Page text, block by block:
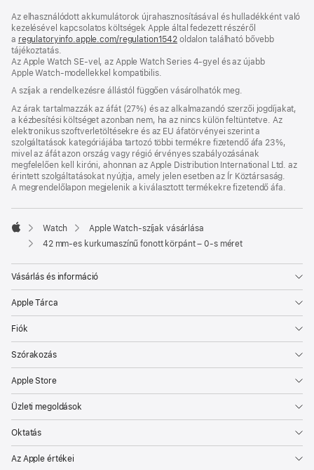
nyílik
meg)
Az elhasználódott akkumulátorok újrahasznosításával és hulladékként való
kezelésével kapcsolatos költségek Apple által fedezett részéről
a regulatoryinfo.apple.com/regulation1542 (új
nyílik
oldalon található bővebb
tájékoztatás.
Az Apple Watch SE-vel, az Apple Watch Series 4-gyel és az újabb
Apple Watch-modellekkel kompatibilis.
A szíjak a rendelkezésre állástól függően vásárolhatók meg.
Az árak tartalmazzák az áfát (27%) és az alkalmazandó szerzői jogdíjakat,
a kézbesítési költséget azonban nem, ha az nincs külön feltüntetve. Az
elektronikus szoftverletöltésekre és az EU áfatörvényei szerint a
szolgáltatások kategóriájába tartozó többi termékre fizetendő áfa 23%,
mivel az áfát azon ország vagy régió érvényes szabályozásának
megfelelően kell kiróni, ahonnan az Apple Distribution International Ltd. az
érintett szolgáltatásokat nyújtja, amely jelen esetben az Ír Köztársaság.
A megrendelőlapon megjelenik a kiválasztott termékekre fizetendő áfa.
Apple
Watch
Apple Watch-szíjak vásárlása
42 mm-es kurkumaszínű fonott körpánt – 0-s méret
Vásárlás és információ
Apple Tárca
Fiók
Szórakozás
Apple Store
Üzleti megoldások
Oktatás
Az Apple értékei